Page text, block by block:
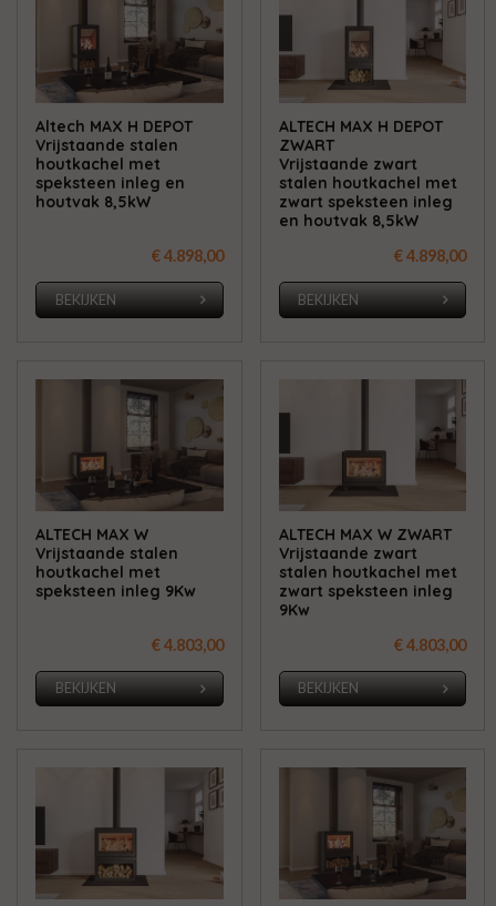
Altech MAX H DEPOT
Vrijstaande stalen
houtkachel met
speksteen inleg en
houtvak 8,5kW
€ 4.898,00
BEKIJKEN
ALTECH MAX H DEPOT
ZWART
Vrijstaande zwart
stalen houtkachel met
zwart speksteen inleg
en houtvak 8,5kW
€ 4.898,00
BEKIJKEN
ALTECH MAX W
Vrijstaande stalen
houtkachel met
speksteen inleg 9Kw
€ 4.803,00
BEKIJKEN
ALTECH MAX W ZWART
Vrijstaande zwart
stalen houtkachel met
zwart speksteen inleg
9Kw
€ 4.803,00
BEKIJKEN